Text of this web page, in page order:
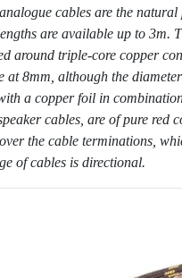
cables are the
are available up to 3m.
around triple-core copper
at 8mm, although the
a copper foil in
cables, are of pure
the cable terminations,
of cables is directional.